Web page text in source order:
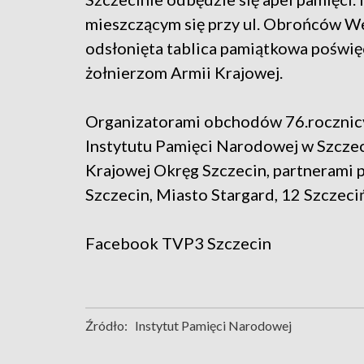
mieszczącym się przy ul. Obrońców
odsłonięta tablica pamiątkowa
żołnierzom Armii Krajowej.
Organizatorami obchodów
Instytutu Pamięci Narodowej w
Krajowej Okręg Szczecin,
Szczecin, Miasto Stargard, 12
Facebook TVP3 Szczecin
Źródło: Instytut Pamięci Narodowej